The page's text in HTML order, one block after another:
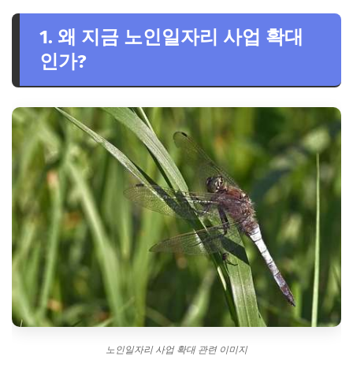
2. 노인일자리 사업, 무엇이 달라졌나?
3. 성공적인 노인일자리 사업 사례 분석
4. 노인일자리 사업 참여 방법 A to Z
6. 노인일자리 사업 확대를 위한 제언
7. FAQ: 노인일자리 사업에 대한 궁금증 해결
표: 노인일자리 사업 유형별 비교
결론
1. 왜 지금 노인일자리 사업 확대
인가?
노인일자리 사업 확대 관련 이미지